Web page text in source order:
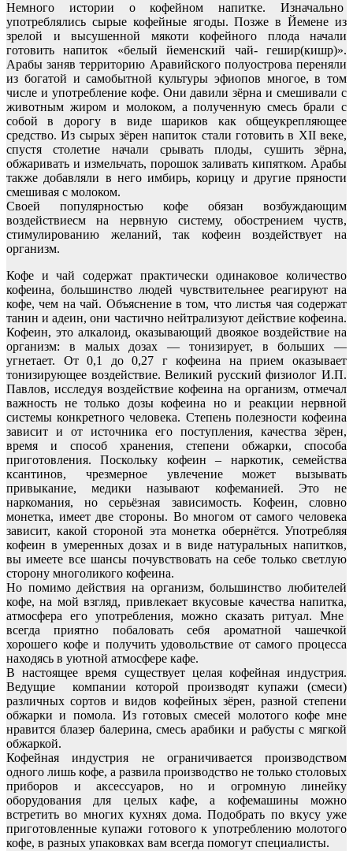
Немного истории о кофейном напитке. Изначально
употреблялись сырые кофейные ягоды. Позже в Йемене из
зрелой и высушенной мякоти кофейного плода начали
готовить напиток «белый йеменский чай- гешир(кишр)».
Арабы заняв территорию Аравийского полуострова переняли
из богатой и самобытной культуры эфиопов многое, в том
числе и употребление кофе. Они давили зёрна и смешивали с
животным жиром и молоком, а полученную смесь брали с
собой в дорогу в виде шариков как общеукрепляющее
средство. Из сырых зёрен напиток стали готовить в ХII веке,
спустя столетие начали срывать плоды, сушить зёрна,
обжаривать и измельчать, порошок заливать кипятком. Арабы
также добавляли в него имбирь, корицу и другие пряности
смешивая с молоком.
Своей популярностью кофе обязан возбуждающим
воздействиесм на нервную систему, обострением чуств,
стимулированию желаний, так кофеин воздействует на
организм.
Кофе и чай содержат практически одинаковое количество
кофеина, большинство людей чувствительнее реагируют на
кофе, чем на чай. Объяснение в том, что листья чая содержат
танин и адеин, они частично нейтрализуют действие кофеина.
Кофеин, это алкалоид, оказывающий двоякое воздействие на
организм: в малых дозах — тонизирует, в больших —
угнетает. От 0,1 до 0,27 г кофеина на прием оказывает
тонизирующее воздействие. Великий русский физиолог И.П.
Павлов, исследуя воздействие кофеина на организм, отмечал
важность не только дозы кофеина но и реакции нервной
системы конкретного человека. Степень полезности кофеина
зависит и от источника его поступления, качества зёрен,
время и способ хранения, степени обжарки, способа
приготовления. Поскольку кофеин – наркотик, семейства
ксантинов, чрезмерное увлечение может вызывать
привыкание, медики называют кофеманией. Это не
наркомания, но серьёзная зависимость. Кофеин, словно
монетка, имеет две стороны. Во многом от самого человека
зависит, какой стороной эта монетка обернётся. Употребляя
кофеин в умеренных дозах и в виде натуральных напитков,
вы имеете все шансы почувствовать на себе только светлую
сторону многоликого кофеина.
Но помимо действия на организм, большинство любителей
кофе, на мой взгляд, привлекает вкусовые качества напитка,
атмосфера его употребления, можно сказать ритуал. Мне
всегда приятно побаловать себя ароматной чашечкой
хорошего кофе и получить удовольствие от самого процесса
находясь в уютной атмосфере кафе.
В настоящее время существует целая кофейная индустрия.
Ведущие компании которой производят купажи (смеси)
различных сортов и видов кофейных зёрен, разной степени
обжарки и помола. Из готовых смесей молотого кофе мне
нравится блазер балерина, смесь арабики и рабусты с мягкой
обжаркой.
Кофейная индустрия не ограничивается производством
одного лишь кофе, а развила производство не только столовых
приборов и аксессуаров, но и огромную линейку
оборудования для целых кафе, а кофемашины можно
встретить во многих кухнях дома. Подобрать по вкусу уже
приготовленные купажи готового к употреблению молотого
кофе, в разных упаковках вам всегда помогут специалисты.